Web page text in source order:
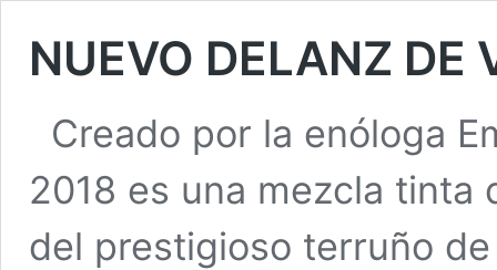
NUEVO DELANZ DE
Creado por la enóloga
2018 es una mezcla
del prestigioso terruño